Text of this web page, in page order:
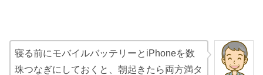
寝る前にモバイルバッテリーとiPhoneを数
珠つなぎにしておくと、朝起きたら両方満タ